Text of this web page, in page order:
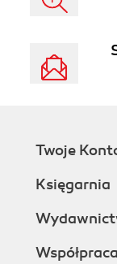
Twoje
Księgarnia
Współpraca